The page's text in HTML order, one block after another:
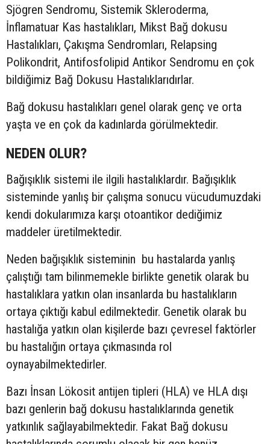
Sjögren Sendromu, Sistemik Skleroderma,
İnflamatuar Kas hastalıkları, Mikst Bağ dokusu
Hastalıkları, Çakışma Sendromları, Relapsing
Polikondrit, Antifosfolipid Antikor Sendromu en çok
bildiğimiz Bağ Dokusu Hastalıklarıdırlar.
Bağ dokusu hastalıkları genel olarak genç ve orta
yaşta ve en çok da kadınlarda görülmektedir.
NEDEN OLUR?
Bağışıklık sistemi ile ilgili hastalıklardır. Bağışıklık
sisteminde yanlış bir çalışma sonucu vücudumuzdaki
kendi dokularımıza karşı otoantikor dediğimiz
maddeler üretilmektedir.
Neden bağışıklık sisteminin bu hastalarda yanlış
çalıştığı tam bilinmemekle birlikte genetik olarak bu
hastalıklara yatkın olan insanlarda bu hastalıkların
ortaya çıktığı kabul edilmektedir. Genetik olarak bu
hastalığa yatkın olan kişilerde bazı çevresel faktörler
bu hastalığın ortaya çıkmasında rol
oynayabilmektedirler.
Bazı İnsan Lökosit antijen tipleri (HLA) ve HLA dışı
bazı genlerin bağ dokusu hastalıklarında genetik
yatkınlık sağlayabilmektedir. Fakat Bağ dokusu